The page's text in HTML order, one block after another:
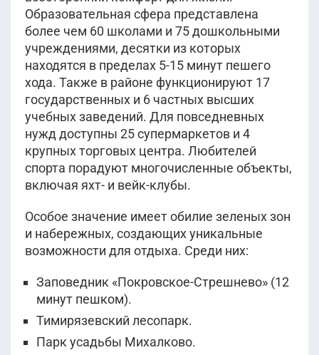
Образовательная сфера представлена
более чем 60 школами и 75 дошкольными
учреждениями, десятки из которых
находятся в пределах 5-15 минут пешего
хода. Также в районе функционируют 17
государственных и 6 частных высших
учебных заведений. Для повседневных
нужд доступны 25 супермаркетов и 4
крупных торговых центра. Любителей
спорта порадуют многочисленные объекты,
включая яхт- и вейк-клубы.
Особое значение имеет обилие зеленых зон
и набережных, создающих уникальные
возможности для отдыха. Среди них:
Заповедник «Покровское-Стрешнево» (12
минут пешком).
Тимирязевский лесопарк.
Парк усадьбы Михалково.